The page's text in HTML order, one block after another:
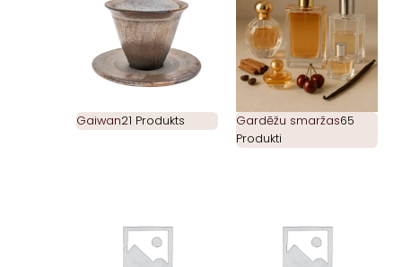
Gaiwan21 Produkts Gardēžu smaržas65
Produkti